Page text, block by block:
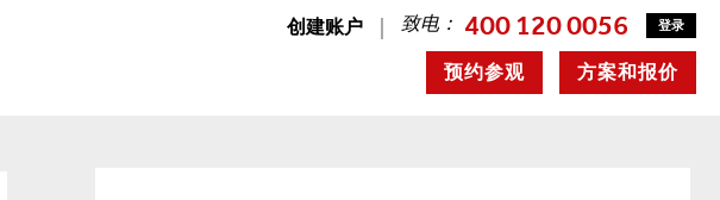
创建账户 致电： 400 120 0056 登录
方案和报价
预约参观